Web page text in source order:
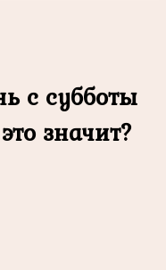
с субботы
значит?